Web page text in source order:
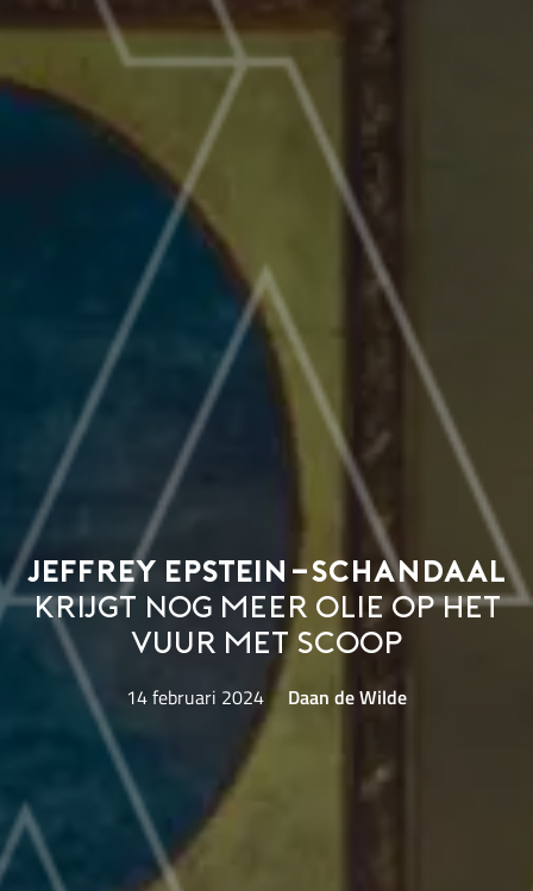
Jeffrey Epstein-schandaal
krijgt nog meer olie op het
vuur met Scoop
14 februari 2024 Daan de Wilde